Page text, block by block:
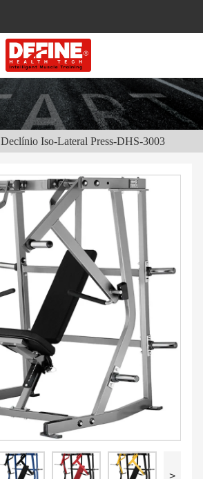
Declínio Iso-Lateral Press-DHS-3003
>